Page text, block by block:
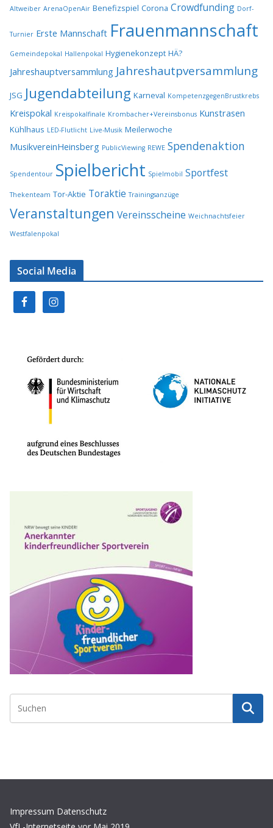
Altweiber ArenaOpenAir Benefizspiel Corona Crowdfunding Dorf-
Turnier Erste Mannschaft Frauenmannschaft
Gemeindepokal Hallenpokal Hygienekonzept HÄ?
Jahreshauptversammlung Jahreshautpversammlung
JSG Jugendabteilung Karneval KompetenzgegenBrustkrebs
Kreispokal Kreispokalfinale Krombacher+Vereinsbonus Kunstrasen
Kühlhaus LED-Flutlicht Live-Musik Meilerwoche
MusikvereinHeinsberg PublicViewing REWE Spendenaktion
Spendentour Spielbericht Spielmobil Sportfest
Thekenteam Tor-Aktie Toraktie Trainingsanzüge
Veranstaltungen Vereinsscheine Weichnachtsfeier
Westfalenpokal
Social Media
Impressum Datenschutz